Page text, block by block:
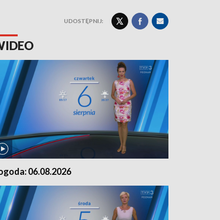
UDOSTĘPNIJ:
06.08.2026